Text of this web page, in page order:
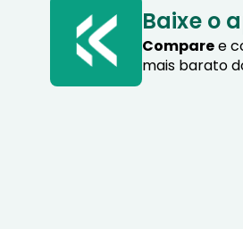
Baixe o
Comparee
mais barato